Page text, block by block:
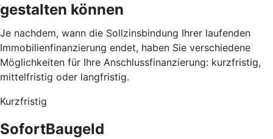
gestalten können
Je nachdem, wann die Sollzinsbindung Ihrer laufenden
Immobilienfinanzierung endet, haben Sie verschiedene
Möglichkeiten für Ihre Anschlussfinanzierung: kurzfristig,
mittelfristig oder langfristig.
Kurzfristig
SofortBaugeld